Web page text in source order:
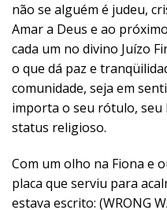
não se alguém é judeu,
Amar a Deus e ao
cada um no divino Juízo
o que dá paz e
comunidade, seja em
importa o seu rótulo,
status religioso.
Com um olho na Fiona e
placa que serviu para
estava escrito: (WRONG